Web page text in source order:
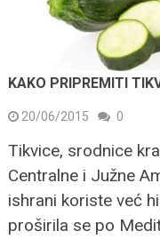
KAKO PRIPREMITI
20/06/2015 0
Tikvice, srodnice
Centralne i Južne
ishrani koriste već
proširila se po